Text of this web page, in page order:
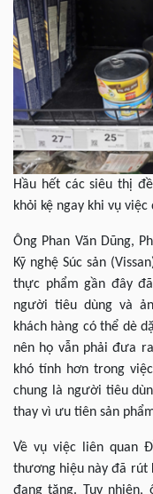
Hầu hết các siêu thị
khỏi kệ ngay khi vụ
Ông Phan Văn Dũng,
Kỹ nghệ Súc sản
thực phẩm gần đây
người tiêu dùng và
khách hàng có thể dè
nên họ vẫn phải đưa
khó tính hơn trong
chung là người tiêu
thay vì ưu tiên sản
Về vụ việc liên quan
thương hiệu này đã rút
đang tăng. Tuy nhiên,